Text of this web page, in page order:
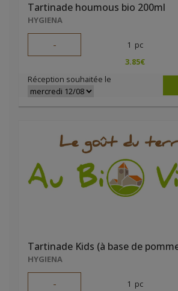
Tartinade houmous bio 200ml
HYGIENA
- 1 pc
3.85€
Réception souhaitée le
HYGIENA
- 1 pc